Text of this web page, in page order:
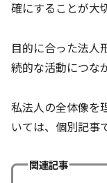
確にすることが大
目的に合った法人
続的な活動につな
私法人の全体像を
いては、個別記事
関連記事